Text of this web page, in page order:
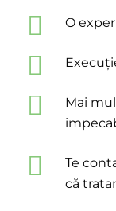
O
Mai
Te
că